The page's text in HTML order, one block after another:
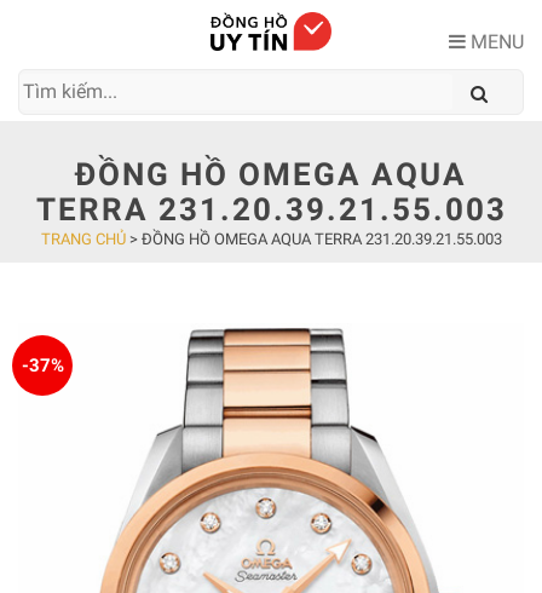
MENU
ĐỒNG HỒ OMEGA AQUA
TERRA 231.20.39.21.55.003
TRANG CHỦ> ĐỒNG HỒ OMEGA AQUA TERRA 231.20.39.21.55.003
-37%